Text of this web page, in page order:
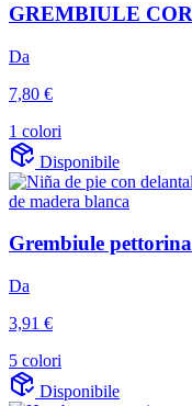
GREMBIULE
Da
7,80 €
1 colori
Disponibile
Grembiule
Da
3,91 €
5 colori
Disponibile